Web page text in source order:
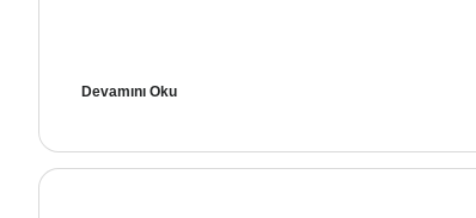
Devamını Oku